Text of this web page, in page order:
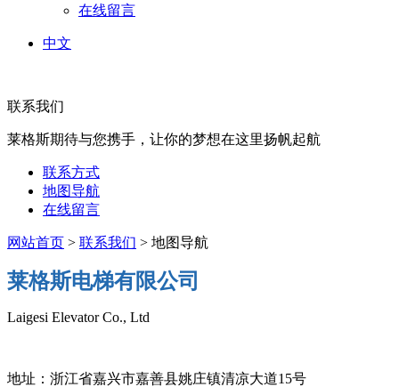
在线留言
中文
联系我们
莱格斯期待与您携手，让你的梦想在这里扬帆起航
联系方式
地图导航
在线留言
网站首页 > 联系我们 > 地图导航
莱格斯电梯有限公司
Laigesi Elevator Co., Ltd
地址：浙江省嘉兴市嘉善县姚庄镇清凉大道15号